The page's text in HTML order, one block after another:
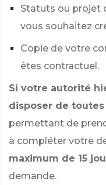
Statuts ou projet
vous souhaitez
Copie de votre
êtes contractuel.
Si votre autorité
disposer de
permettant de
à compléter votre
maximum de 15
demande.